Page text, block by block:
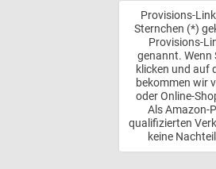
Provisions-
Sternchen (*)
Provisions-
genannt. Wenn
klicken und auf
bekommen wir
oder Online-
Als Amazon-
qualifizierten
keine